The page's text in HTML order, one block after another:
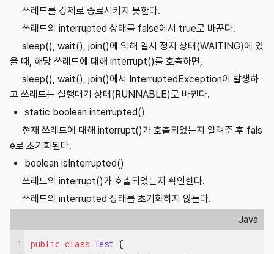
쓰레드를 강제로 종료시키지 못한다.
쓰레드의 interrupted 상태를 false에서 true로 바꾼다.
sleep(), wait(), join()에 의해 일시 정지 상태(WAITING)에 있
을 때, 해당 쓰레드에 대해 interrupt()를 호출하면,
sleep(), wait(), join()에서 InterruptedException이 발생하
고 쓰레드는 실행대기 상태(RUNNABLE)로 바뀐다.
static boolean interrupted()
현재 쓰레드에 대해 interrupt()가 호출되었는지 알려준 후 fals
e로 초기화된다.
boolean isInterrupted()
쓰레드의 interrupt()가 호출되었는지 확인한다.
쓰레드의 interrupted 상태를 초기화하지 않는다.
Java
1
public class Test {